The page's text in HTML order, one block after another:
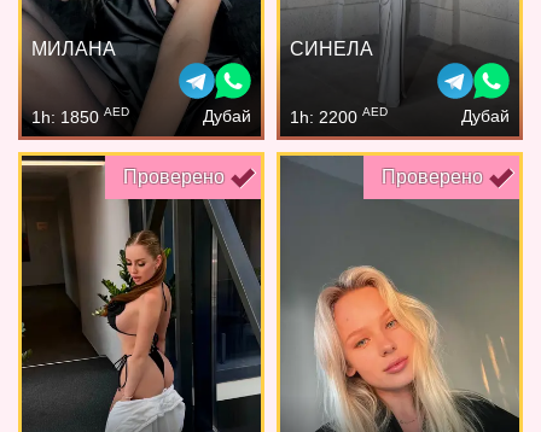
МИЛАНА
1h: 1850 AED Дубай
СИНЕЛА
1h: 2200 AED Дубай
Проверено Проверено